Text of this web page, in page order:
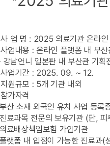
사 업 명 : 2025 의료기관 온라
사업내용 : 온라인 플랫폼 내 부
강남언니 일본판 내 부산관 기획
사업기간 : 2025. 09. ~ 12.
지원규모 : 5개 기관 내외
가자격
산 소재 외국인 유치 사업 등록
료과목 전문의 보유기관 (단,
료배상책임보험 가입기관
랫폼 내 입점이 가능한 진료과(